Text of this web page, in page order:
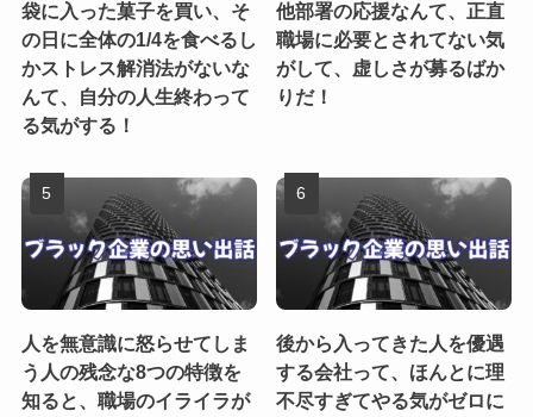
袋に入った菓子を買い、そ
の日に全体の1/4を食べるし
かストレス解消法がないな
んて、自分の人生終わって
る気がする！
他部署の応援なんて、正直
職場に必要とされてない気
がして、虚しさが募るばか
りだ！
人を無意識に怒らせてしま
う人の残念な8つの特徴を
知ると、職場のイライラが
後から入ってきた人を優遇
する会社って、ほんとに理
不尽すぎてやる気がゼロに